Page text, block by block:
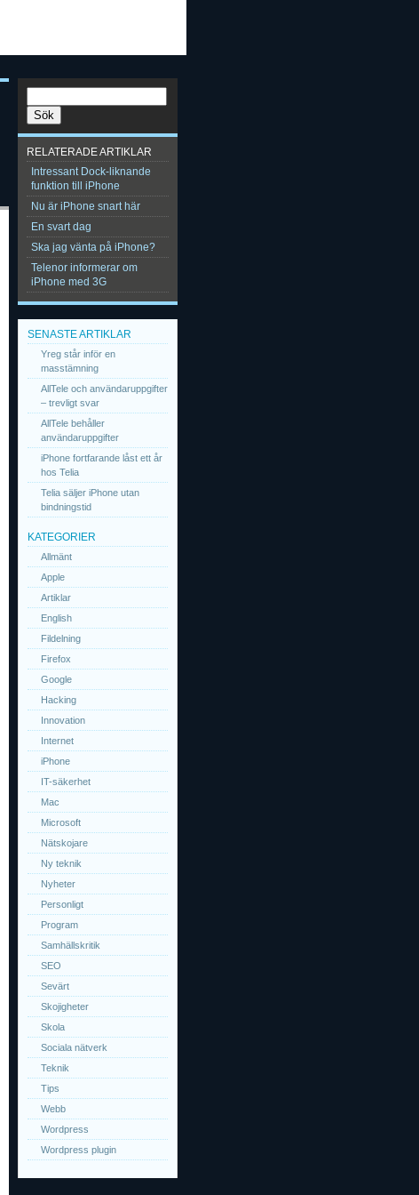
RELATERADE ARTIKLAR
Intressant Dock-liknande
funktion till iPhone
Nu är iPhone snart här
En svart dag
Ska jag vänta på iPhone?
Telenor informerar om
iPhone med 3G
SENASTE ARTIKLAR
Yreg står inför en
masstämning
AllTele och användaruppgifter
– trevligt svar
AllTele behåller
användaruppgifter
iPhone fortfarande låst ett år
hos Telia
Telia säljer iPhone utan
bindningstid
KATEGORIER
Allmänt
Apple
Artiklar
English
Fildelning
Firefox
Google
Hacking
Innovation
Internet
iPhone
IT-säkerhet
Mac
Microsoft
Nätskojare
Ny teknik
Nyheter
Personligt
Program
Samhällskritik
SEO
Sevärt
Skojigheter
Skola
Sociala nätverk
Teknik
Tips
Webb
Wordpress
Wordpress plugin